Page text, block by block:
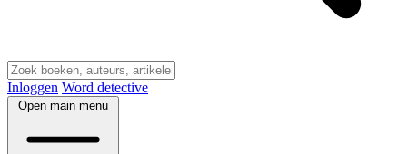
Inloggen Word detective
Open main menu